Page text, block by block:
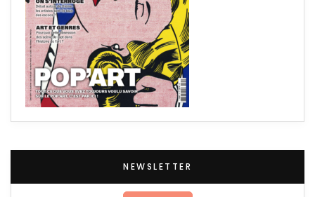
NEWSLETTER